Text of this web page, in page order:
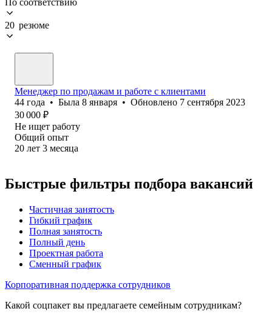
20 резюме
Менеджер по продажам и работе с клиентами
44 года • Была 8 января • Обновлено 7 сентября 2023
30 000 ₽
Не ищет работу
Общий опыт
20 лет 3 месяца
Быстрые фильтры подбора вакансий
Частичная занятость
Гибкий график
Полная занятость
Полный день
Проектная работа
Сменный график
Корпоративная поддержка сотрудников
Какой соцпакет вы предлагаете семейным сотрудникам?